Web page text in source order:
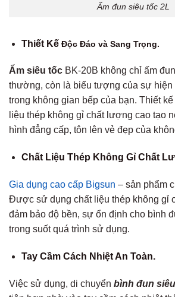
Ấm đun siêu tốc 2L
Thiết Kế Độc Đáo và Sang Trọng.
Ấm siêu tốc BK-20B không chỉ ấm
thường, còn là biểu tượng của sự hiện
trong không gian bếp của bạn. Thiết
liệu thép không gỉ chất lượng cao tạo
hình đẳng cấp, tôn lên vẻ đẹp của
Chất Liệu Thép Không Gỉ Chất
Gia dụng cao cấp Bigsun – sản phẩm
Được sử dụng chất liệu thép không gỉ
đảm bảo độ bền, sự ổn định cho bình
trong suốt quá trình sử dụng.
Tay Cầm Cách Nhiệt An Toàn.
Việc sử dụng, di chuyển bình đun